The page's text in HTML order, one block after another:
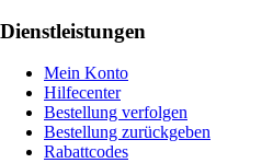
Dienstleistungen
Mein Konto
Hilfecenter
Bestellung verfolgen
Bestellung zurückgeben
Rabattcodes